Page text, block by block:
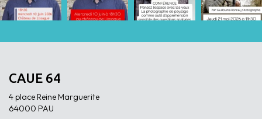
CAUE 64
4 place Reine Marguerite
64000 PAU